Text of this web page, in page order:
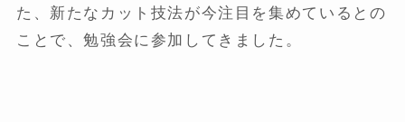
た、新たなカット技法が今注目を集めているとの
ことで、勉強会に参加してきました。